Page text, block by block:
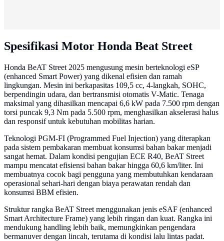
Spesifikasi Motor Honda Beat Street
Honda BeAT Street 2025 mengusung mesin berteknologi eSP
(enhanced Smart Power) yang dikenal efisien dan ramah
lingkungan. Mesin ini berkapasitas 109,5 cc, 4-langkah, SOHC,
berpendingin udara, dan bertransmisi otomatis V-Matic. Tenaga
maksimal yang dihasilkan mencapai 6,6 kW pada 7.500 rpm dengan
torsi puncak 9,3 Nm pada 5.500 rpm, menghasilkan akselerasi halus
dan responsif untuk kebutuhan mobilitas harian.
Teknologi PGM-FI (Programmed Fuel Injection) yang diterapkan
pada sistem pembakaran membuat konsumsi bahan bakar menjadi
sangat hemat. Dalam kondisi pengujian ECE R40, BeAT Street
mampu mencatat efisiensi bahan bakar hingga 60,6 km/liter. Ini
membuatnya cocok bagi pengguna yang membutuhkan kendaraan
operasional sehari-hari dengan biaya perawatan rendah dan
konsumsi BBM efisien.
Struktur rangka BeAT Street menggunakan jenis eSAF (enhanced
Smart Architecture Frame) yang lebih ringan dan kuat. Rangka ini
mendukung handling lebih baik, memungkinkan pengendara
bermanuver dengan lincah, terutama di kondisi lalu lintas padat.